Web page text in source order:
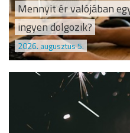
Mennyit ér valójában
ingyen dolgozik?
2026. augusztus 5.